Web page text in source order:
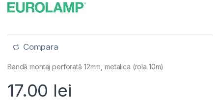
Compara
Bandă montaj perforată 12mm, metalica (rola 10m)
17.00 lei